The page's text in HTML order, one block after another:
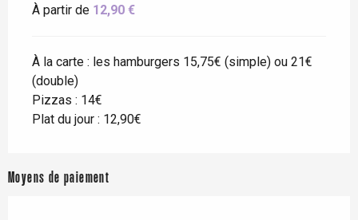
À partir de 12,90 €
À la carte : les hamburgers 15,75€ (simple) ou 21€
(double)
Pizzas : 14€
Plat du jour : 12,90€
Moyens de paiement